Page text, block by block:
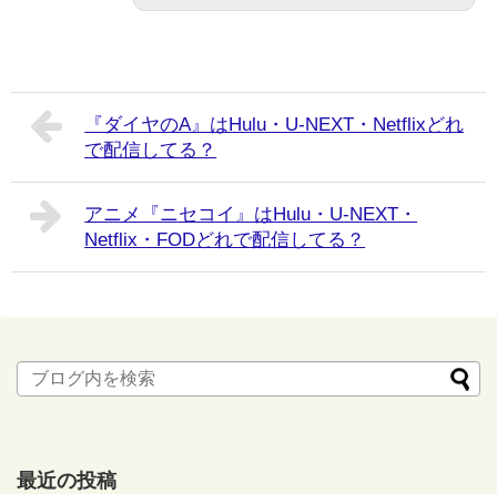
『ダイヤのA』はHulu・U-NEXT・Netflixどれ
で配信してる？
アニメ『ニセコイ』はHulu・U-NEXT・
Netflix・FODどれで配信してる？
最近の投稿